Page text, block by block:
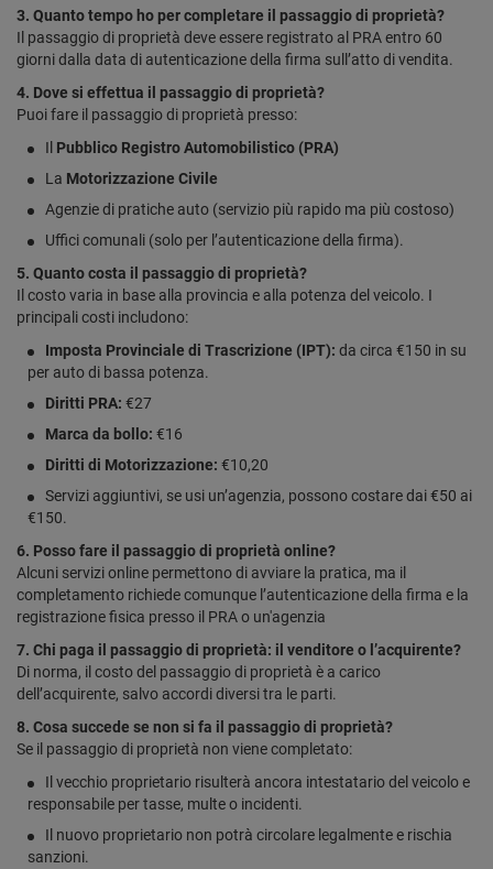
3. Quanto tempo ho per completare il passaggio di proprietà?
Il passaggio di proprietà deve essere registrato al PRA entro 60
giorni dalla data di autenticazione della firma sull’atto di vendita.
4. Dove si effettua il passaggio di proprietà?
Puoi fare il passaggio di proprietà presso:
Il Pubblico Registro Automobilistico (PRA)
La Motorizzazione Civile
Agenzie di pratiche auto (servizio più rapido ma più costoso)
Uffici comunali (solo per l’autenticazione della firma).
5. Quanto costa il passaggio di proprietà?
Il costo varia in base alla provincia e alla potenza del veicolo. I
principali costi includono:
Imposta Provinciale di Trascrizione (IPT): da circa €150 in su
per auto di bassa potenza.
Diritti PRA: €27
Marca da bollo: €16
Diritti di Motorizzazione: €10,20
Servizi aggiuntivi, se usi un’agenzia, possono costare dai €50 ai
€150.
6. Posso fare il passaggio di proprietà online?
Alcuni servizi online permettono di avviare la pratica, ma il
completamento richiede comunque l’autenticazione della firma e la
registrazione fisica presso il PRA o un'agenzia
7. Chi paga il passaggio di proprietà: il venditore o l’acquirente?
Di norma, il costo del passaggio di proprietà è a carico
dell’acquirente, salvo accordi diversi tra le parti.
8. Cosa succede se non si fa il passaggio di proprietà?
Se il passaggio di proprietà non viene completato:
Il vecchio proprietario risulterà ancora intestatario del veicolo e
responsabile per tasse, multe o incidenti.
Il nuovo proprietario non potrà circolare legalmente e rischia
sanzioni.